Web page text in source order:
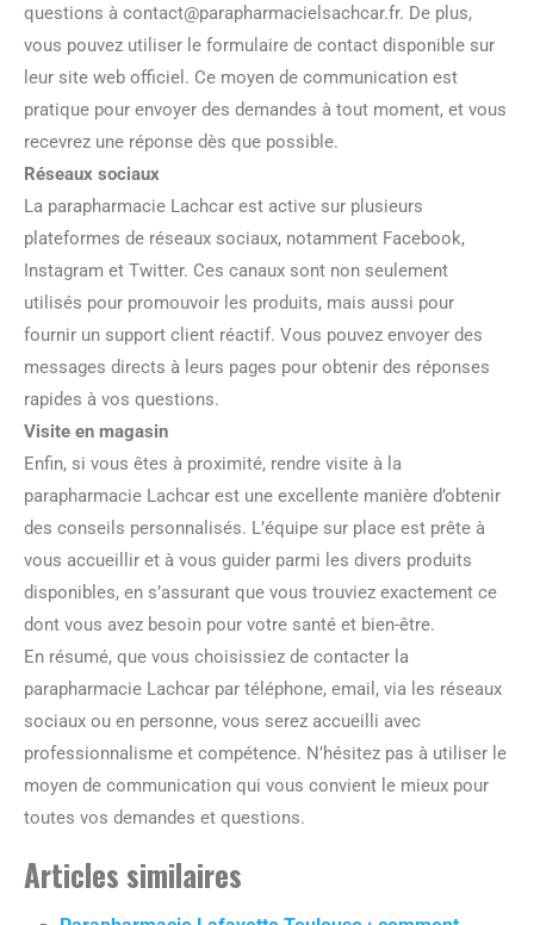
questions à contact@parapharmacielsachcar.fr. De plus,
vous pouvez utiliser le formulaire de contact disponible sur
leur site web officiel. Ce moyen de communication est
pratique pour envoyer des demandes à tout moment, et vous
recevrez une réponse dès que possible.
Réseaux sociaux
La parapharmacie Lachcar est active sur plusieurs
plateformes de réseaux sociaux, notamment Facebook,
Instagram et Twitter. Ces canaux sont non seulement
utilisés pour promouvoir les produits, mais aussi pour
fournir un support client réactif. Vous pouvez envoyer des
messages directs à leurs pages pour obtenir des réponses
rapides à vos questions.
Visite en magasin
Enfin, si vous êtes à proximité, rendre visite à la
parapharmacie Lachcar est une excellente manière d’obtenir
des conseils personnalisés. L’équipe sur place est prête à
vous accueillir et à vous guider parmi les divers produits
disponibles, en s’assurant que vous trouviez exactement ce
dont vous avez besoin pour votre santé et bien-être.
En résumé, que vous choisissiez de contacter la
parapharmacie Lachcar par téléphone, email, via les réseaux
sociaux ou en personne, vous serez accueilli avec
professionnalisme et compétence. N’hésitez pas à utiliser le
moyen de communication qui vous convient le mieux pour
toutes vos demandes et questions.
Articles similaires